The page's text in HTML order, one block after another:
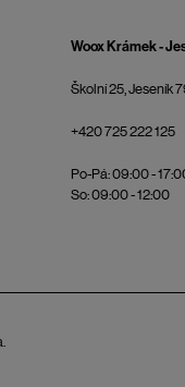
Woox Krámek -
Školní 25, Jeseník
+420 725 222 125
Po-Pá: 09:00 -
So: 09:00 - 12:00